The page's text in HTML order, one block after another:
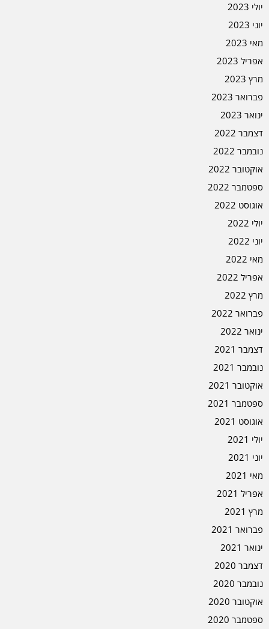
יולי 2023
יוני 2023
מאי 2023
אפריל 2023
מרץ 2023
פברואר 2023
ינואר 2023
דצמבר 2022
נובמבר 2022
אוקטובר 2022
ספטמבר 2022
אוגוסט 2022
יולי 2022
יוני 2022
מאי 2022
אפריל 2022
מרץ 2022
פברואר 2022
ינואר 2022
דצמבר 2021
נובמבר 2021
אוקטובר 2021
ספטמבר 2021
אוגוסט 2021
יולי 2021
יוני 2021
מאי 2021
אפריל 2021
מרץ 2021
פברואר 2021
ינואר 2021
דצמבר 2020
נובמבר 2020
אוקטובר 2020
ספטמבר 2020